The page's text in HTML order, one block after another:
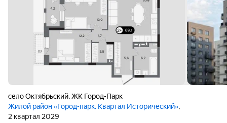
село Октябрьский,ЖК Город-Парк
Жилой район «Город-парк. Квартал Исторический»,
2 квартал 2029